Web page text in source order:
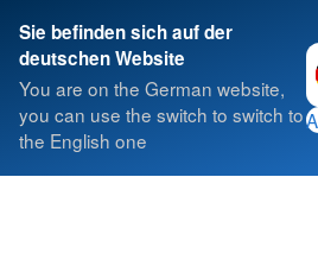
Sie befinden sich auf der
deutschen Website
You are on the German website,
you can use the switch to switch to
the English one